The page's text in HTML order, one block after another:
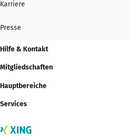
Karriere
Presse
Hilfe & Kontakt
Mitgliedschaften
Hauptbereiche
Services